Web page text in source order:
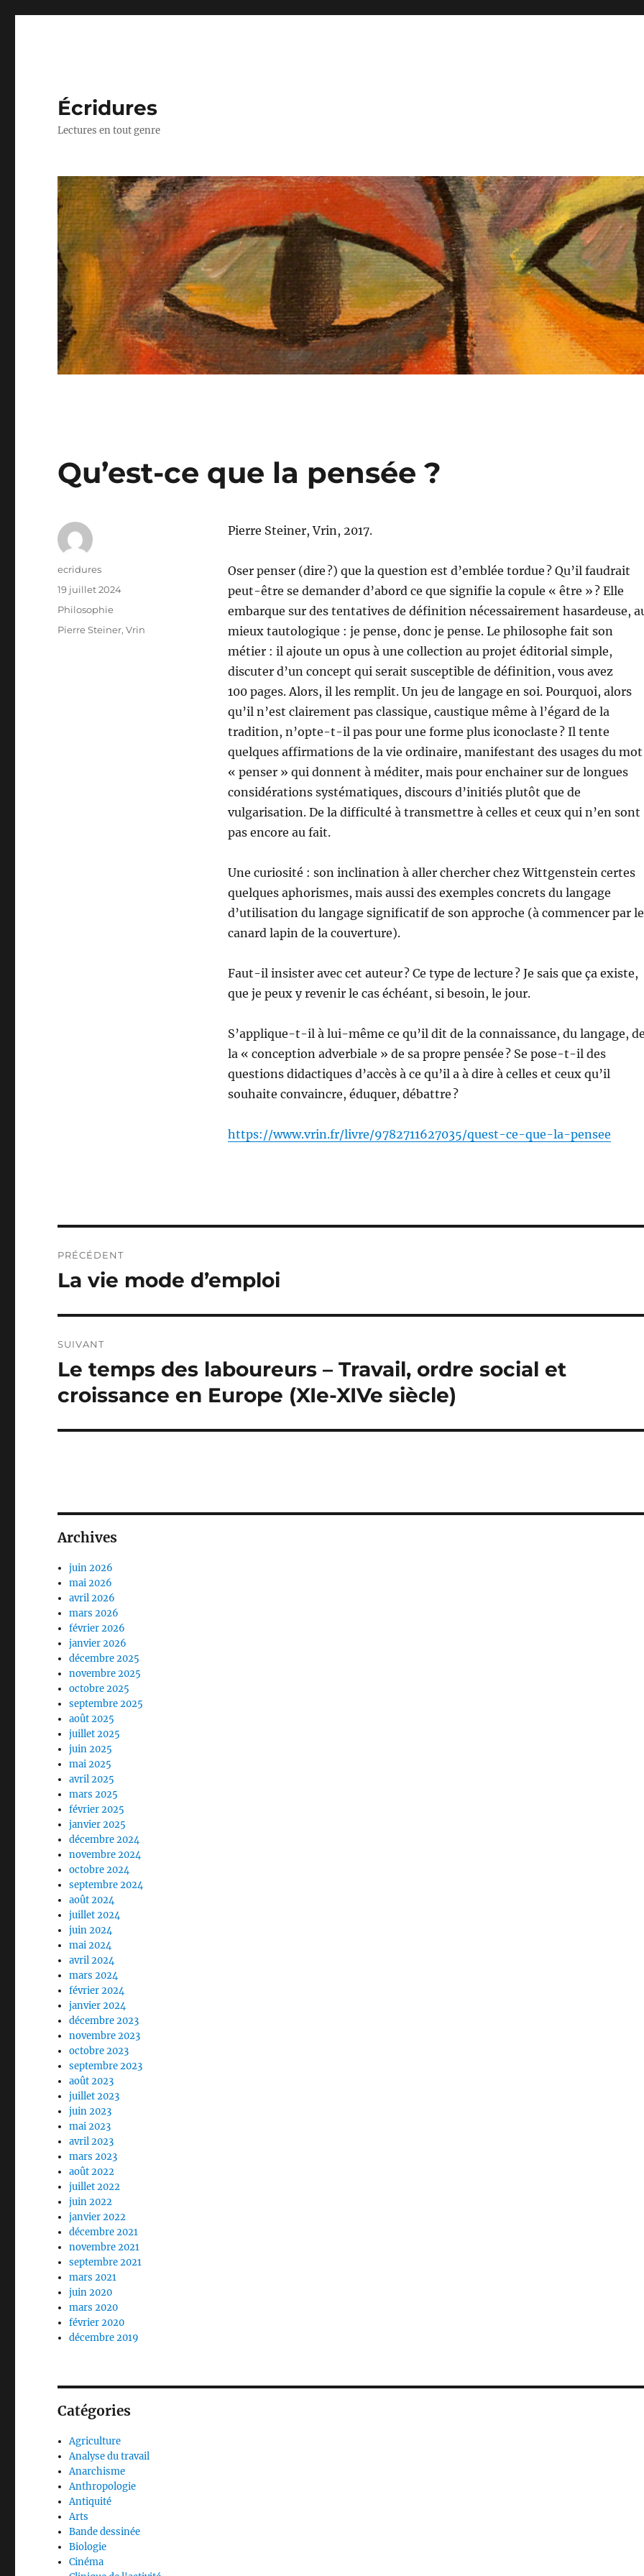
Écridures
Lectures en tout genre
Qu’est-ce que la pensée ?
Pierre Steiner, Vrin, 2017.
Oser penser (dire ?) que la question est d’emblée tordue ? Qu’il faudrait
peut-être se demander d’abord ce que signifie la copule « être » ? Elle
embarque sur des tentatives de définition nécessairement hasardeuse,
mieux tautologique : je pense, donc je pense. Le philosophe fait son
métier : il ajoute un opus à une collection au projet éditorial simple,
discuter d’un concept qui serait susceptible de définition, vous avez
100 pages. Alors, il les remplit. Un jeu de langage en soi. Pourquoi, alors
qu’il n’est clairement pas classique, caustique même à l’égard de la
tradition, n’opte-t-il pas pour une forme plus iconoclaste ? Il tente
quelques affirmations de la vie ordinaire, manifestant des usages du mot
« penser » qui donnent à méditer, mais pour enchainer sur de longues
considérations systématiques, discours d’initiés plutôt que de
vulgarisation. De la difficulté à transmettre à celles et ceux qui n’en sont
pas encore au fait.
Une curiosité : son inclination à aller chercher chez Wittgenstein certes
quelques aphorismes, mais aussi des exemples concrets du langage
d’utilisation du langage significatif de son approche (à commencer par le
canard lapin de la couverture).
Faut-il insister avec cet auteur ? Ce type de lecture ? Je sais que ça existe,
que je peux y revenir le cas échéant, si besoin, le jour.
S’applique-t-il à lui-même ce qu’il dit de la connaissance, du langage,
la « conception adverbiale » de sa propre pensée ? Se pose-t-il des
questions didactiques d’accès à ce qu’il a à dire à celles et ceux qu’il
souhaite convaincre, éduquer, débattre ?
https://www.vrin.fr/livre/9782711627035/quest-ce-que-la-pensee
Auteur
ecridures
Publié
le
19 juillet 2024
Catégories
Philosophie
Étiquettes
Pierre Steiner,Vrin
de
PRÉCÉDENT
Publication
La vie mode d’emploi
SUIVANT
Publication
suivante :
Le temps des laboureurs – Travail, ordre social et
croissance en Europe (XIe-XIVe siècle)
Archives
juin 2026
mai 2026
avril 2026
mars 2026
février 2026
janvier 2026
décembre 2025
novembre 2025
octobre 2025
septembre 2025
août 2025
juillet 2025
juin 2025
mai 2025
avril 2025
mars 2025
février 2025
janvier 2025
décembre 2024
novembre 2024
octobre 2024
septembre 2024
août 2024
juillet 2024
juin 2024
mai 2024
avril 2024
mars 2024
février 2024
janvier 2024
décembre 2023
novembre 2023
octobre 2023
septembre 2023
août 2023
juillet 2023
juin 2023
mai 2023
avril 2023
mars 2023
août 2022
juillet 2022
juin 2022
janvier 2022
décembre 2021
novembre 2021
septembre 2021
mars 2021
juin 2020
mars 2020
février 2020
décembre 2019
Catégories
Agriculture
Analyse du travail
Anarchisme
Anthropologie
Antiquité
Arts
Bande dessinée
Biologie
Cinéma